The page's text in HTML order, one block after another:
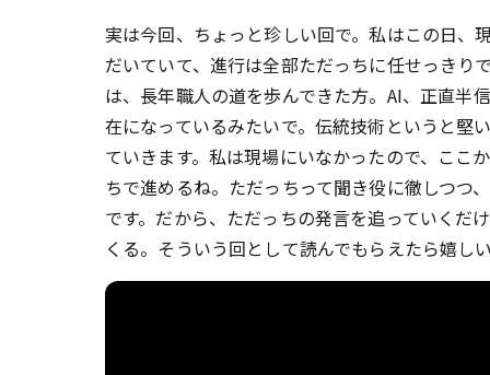
実は今回、ちょっと珍しい回で。私はこの日、
だいていて、進行は全部ただっちに任せっきり
は、長年職人の道を歩んできた方。AI、正直半
在になっているみたいで。伝統技術というと堅
ていきます。私は現場にいなかったので、ここ
ちで進めるね。ただっちって聞き役に徹しつつ
です。だから、ただっちの発言を追っていくだ
くる。そういう回として読んでもらえたら嬉し